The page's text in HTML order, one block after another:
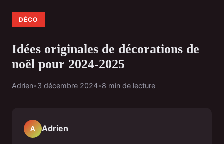
DÉCO
Idées originales de décorations de
noël pour 2024-2025
Adrien•3 décembre 2024•8 min de lecture
A Adrien